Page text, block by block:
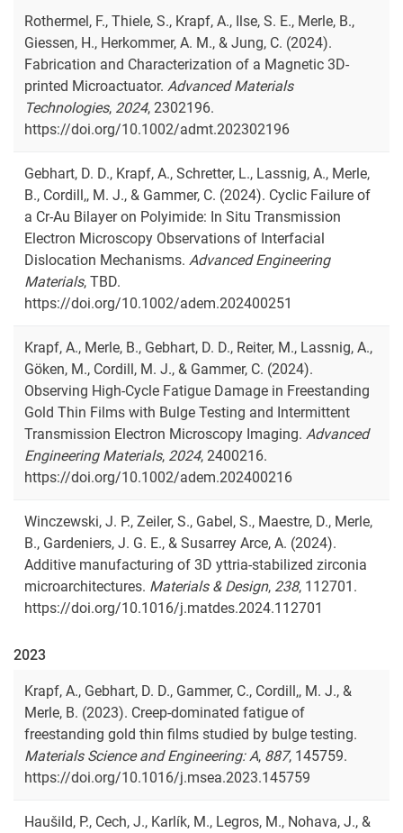
Rothermel, F., Thiele, S., Krapf, A., Ilse, S. E., Merle, B.,
Giessen, H., Herkommer, A. M., & Jung, C. (2024).
Fabrication and Characterization of a Magnetic 3D-
printed Microactuator. Advanced Materials
Technologies, 2024, 2302196.
https://doi.org/10.1002/admt.202302196
Gebhart, D. D., Krapf, A., Schretter, L., Lassnig, A., Merle,
B., Cordill,, M. J., & Gammer, C. (2024). Cyclic Failure of
a Cr-Au Bilayer on Polyimide: In Situ Transmission
Electron Microscopy Observations of Interfacial
Dislocation Mechanisms. Advanced Engineering
Materials, TBD.
https://doi.org/10.1002/adem.202400251
Krapf, A., Merle, B., Gebhart, D. D., Reiter, M., Lassnig, A.,
Göken, M., Cordill, M. J., & Gammer, C. (2024).
Observing High‐Cycle Fatigue Damage in Freestanding
Gold Thin Films with Bulge Testing and Intermittent
Transmission Electron Microscopy Imaging. Advanced
Engineering Materials, 2024, 2400216.
https://doi.org/10.1002/adem.202400216
Winczewski, J. P., Zeiler, S., Gabel, S., Maestre, D., Merle,
B., Gardeniers, J. G. E., & Susarrey Arce, A. (2024).
Additive manufacturing of 3D yttria-stabilized zirconia
microarchitectures. Materials & Design, 238, 112701.
https://doi.org/10.1016/j.matdes.2024.112701
2023
Krapf, A., Gebhart, D. D., Gammer, C., Cordill,, M. J., &
Merle, B. (2023). Creep-dominated fatigue of
freestanding gold thin films studied by bulge testing.
Materials Science and Engineering: A, 887, 145759.
https://doi.org/10.1016/j.msea.2023.145759
Haušild, P., Cech, J., Karlík, M., Legros, M., Nohava, J., &